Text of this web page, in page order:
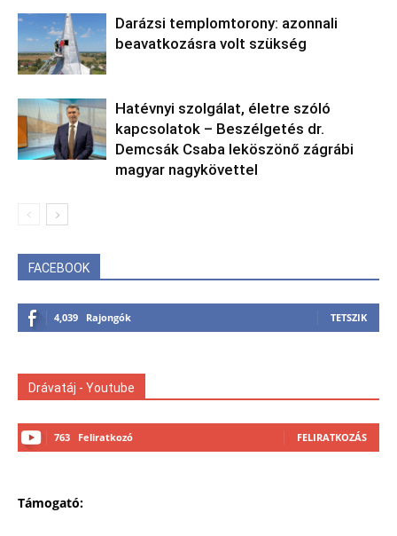
Darázsi templomtorony: azonnali
beavatkozásra volt szükség
Hatévnyi szolgálat, életre szóló
kapcsolatok – Beszélgetés dr.
Demcsák Csaba leköszönő zágrábi
magyar nagykövettel
FACEBOOK
4,039 Rajongók TETSZIK
Drávatáj - Youtube
763 Feliratkozó FELIRATKOZÁS
Támogató: